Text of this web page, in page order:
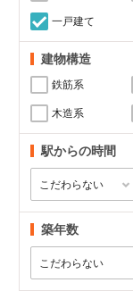
一戸建て
建物構造
鉄筋系
木造系
駅からの時間
築年数